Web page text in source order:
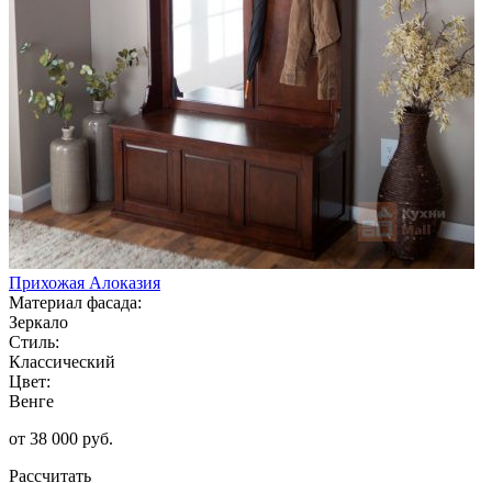
Прихожая Алоказия
Материал фасада:
Зеркало
Стиль:
Классический
Цвет:
Венге
от 38 000 руб.
Рассчитать